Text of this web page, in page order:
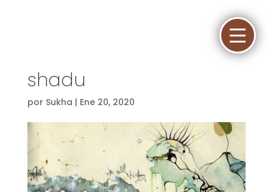
shadu
por Sukha | Ene 20, 2020